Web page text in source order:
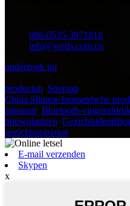
086-0535-3971818
info@weds.com.cn
onderzoek nu
producten Sitemap
China Slimme biometrische
apparaat Bluetooth-
bouwplaatsen
gezichtsapparaat
E-mail verzenden
Skypen
x